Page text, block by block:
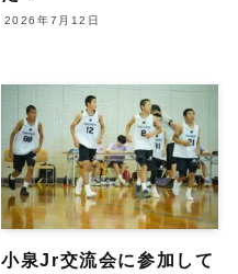
2026年7月12日
小泉Jr交流会に参加して